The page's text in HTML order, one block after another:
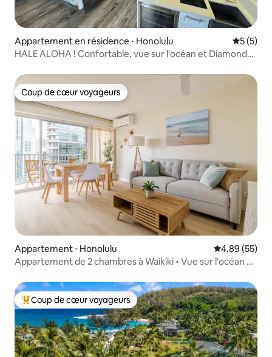
Appartement en résidence ⋅ Honolulu
5 (5)
HALE ALOHA ! Confortable, vue sur l'océan et Diamond
Coup de cœur voyageurs
Coup de cœur voyageurs
Appartement ⋅ Honolulu Évaluation
4,89 (55)
Appartement de 2 chambres à Waikiki • Vue sur l'océan et
Coups de cœur voyageurs les plus appréciés
Coup de cœur voyageurs